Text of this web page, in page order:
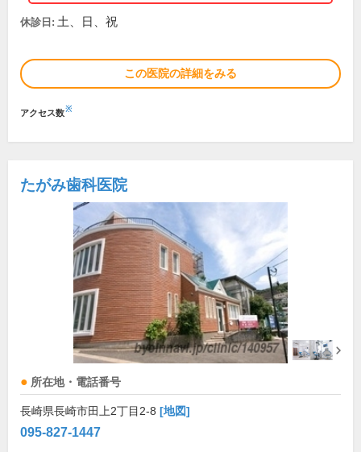
休診日: 土、日、祝
この医院の詳細をみる
アクセス数※
たがみ歯科医院
所在地・電話番号
長崎県長崎市田上2丁目2-8 [地図]
095-827-1447